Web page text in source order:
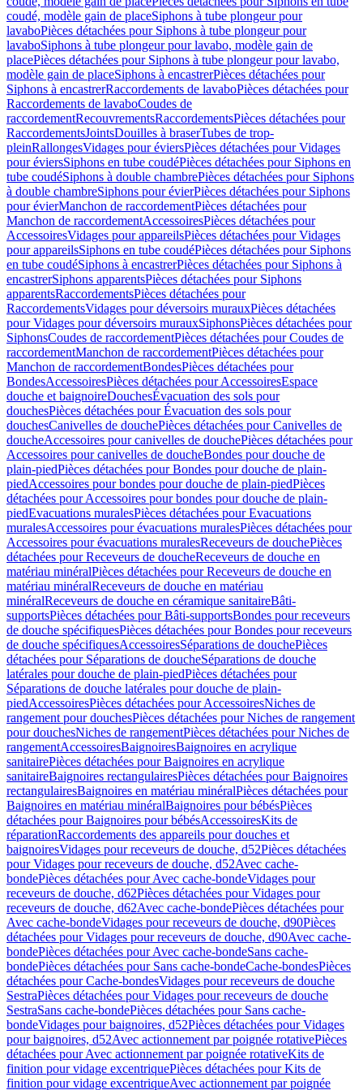
coudé, modèle gain de placeSiphons à tube plongeur pour
lavaboPièces détachées pour Siphons à tube plongeur pour
lavaboSiphons à tube plongeur pour lavabo, modèle gain de
placePièces détachées pour Siphons à tube plongeur pour lavabo,
modèle gain de placeSiphons à encastrerPièces détachées pour
Siphons à encastrerRaccordements de lavaboPièces détachées pour
Raccordements de lavaboCoudes de
raccordementRecouvrementsRaccordementsPièces détachées pour
RaccordementsJointsDouilles à braserTubes de trop-
pleinRallongesVidages pour éviersPièces détachées pour Vidages
pour éviersSiphons en tube coudéPièces détachées pour Siphons en
tube coudéSiphons à double chambrePièces détachées pour Siphons
à double chambreSiphons pour évierPièces détachées pour Siphons
pour évierManchon de raccordementPièces détachées pour
Manchon de raccordementAccessoiresPièces détachées pour
AccessoiresVidages pour appareilsPièces détachées pour Vidages
pour appareilsSiphons en tube coudéPièces détachées pour Siphons
en tube coudéSiphons à encastrerPièces détachées pour Siphons à
encastrerSiphons apparentsPièces détachées pour Siphons
apparentsRaccordementsPièces détachées pour
RaccordementsVidages pour déversoirs murauxPièces détachées
pour Vidages pour déversoirs murauxSiphonsPièces détachées pour
SiphonsCoudes de raccordementPièces détachées pour Coudes de
raccordementManchon de raccordementPièces détachées pour
Manchon de raccordementBondesPièces détachées pour
BondesAccessoiresPièces détachées pour AccessoiresEspace
douche et baignoireDouchesÉvacuation des sols pour
douchesPièces détachées pour Évacuation des sols pour
douchesCanivelles de douchePièces détachées pour Canivelles de
doucheAccessoires pour canivelles de douchePièces détachées pour
Accessoires pour canivelles de doucheBondes pour douche de
plain-piedPièces détachées pour Bondes pour douche de plain-
piedAccessoires pour bondes pour douche de plain-piedPièces
détachées pour Accessoires pour bondes pour douche de plain-
piedEvacuations muralesPièces détachées pour Evacuations
muralesAccessoires pour évacuations muralesPièces détachées pour
Accessoires pour évacuations muralesReceveurs de douchePièces
détachées pour Receveurs de doucheReceveurs de douche en
matériau minéralPièces détachées pour Receveurs de douche en
matériau minéralReceveurs de douche en matériau
minéralReceveurs de douche en céramique sanitaireBâti-
supportsPièces détachées pour Bâti-supportsBondes pour receveurs
de douche spécifiquesPièces détachées pour Bondes pour receveurs
de douche spécifiquesAccessoiresSéparations de douchePièces
détachées pour Séparations de doucheSéparations de douche
latérales pour douche de plain-piedPièces détachées pour
Séparations de douche latérales pour douche de plain-
piedAccessoiresPièces détachées pour AccessoiresNiches de
rangement pour douchesPièces détachées pour Niches de rangement
pour douchesNiches de rangementPièces détachées pour Niches de
rangementAccessoiresBaignoiresBaignoires en acrylique
sanitairePièces détachées pour Baignoires en acrylique
sanitaireBaignoires rectangulairesPièces détachées pour Baignoires
rectangulairesBaignoires en matériau minéralPièces détachées pour
Baignoires en matériau minéralBaignoires pour bébésPièces
détachées pour Baignoires pour bébésAccessoiresKits de
réparationRaccordements des appareils pour douches et
baignoiresVidages pour receveurs de douche, d52Pièces détachées
pour Vidages pour receveurs de douche, d52Avec cache-
bondePièces détachées pour Avec cache-bondeVidages pour
receveurs de douche, d62Pièces détachées pour Vidages pour
receveurs de douche, d62Avec cache-bondePièces détachées pour
Avec cache-bondeVidages pour receveurs de douche, d90Pièces
détachées pour Vidages pour receveurs de douche, d90Avec cache-
bondePièces détachées pour Avec cache-bondeSans cache-
bondePièces détachées pour Sans cache-bondeCache-bondesPièces
détachées pour Cache-bondesVidages pour receveurs de douche
SestraPièces détachées pour Vidages pour receveurs de douche
SestraSans cache-bondePièces détachées pour Sans cache-
bondeVidages pour baignoires, d52Pièces détachées pour Vidages
pour baignoires, d52Avec actionnement par poignée rotativePièces
détachées pour Avec actionnement par poignée rotativeKits de
finition pour vidage excentriquePièces détachées pour Kits de
finition pour vidage excentriqueAvec actionnement par poignée